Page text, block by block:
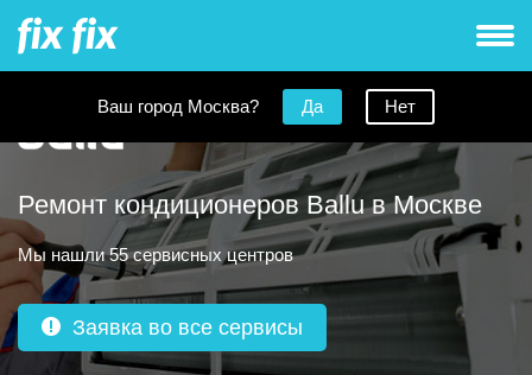
Ваш город Москва? Да Нет
Ремонт кондиционеров Ballu в Москве
Мы нашли 55 сервисных центров
Заявка во все сервисы